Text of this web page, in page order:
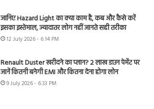
जानिए Hazard Light का क्या काम है, कब और कैसे करें
इसका इस्तेमाल, ज्यादातर लोग नहीं जानते सही तरीका
12 July 2026 - 6:14 PM
Renault Duster खरीदने का प्लान? 2 लाख डाउन पेमेंट पर
जानें कितनी बनेगी EMI और कितना देना होगा लोन
9 July 2026 - 6:33 PM